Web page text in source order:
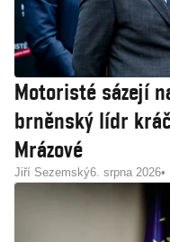
Motoristé sázejí
brněnský lídr
Mrázové
Jiří Sezemský6. srpna 2026